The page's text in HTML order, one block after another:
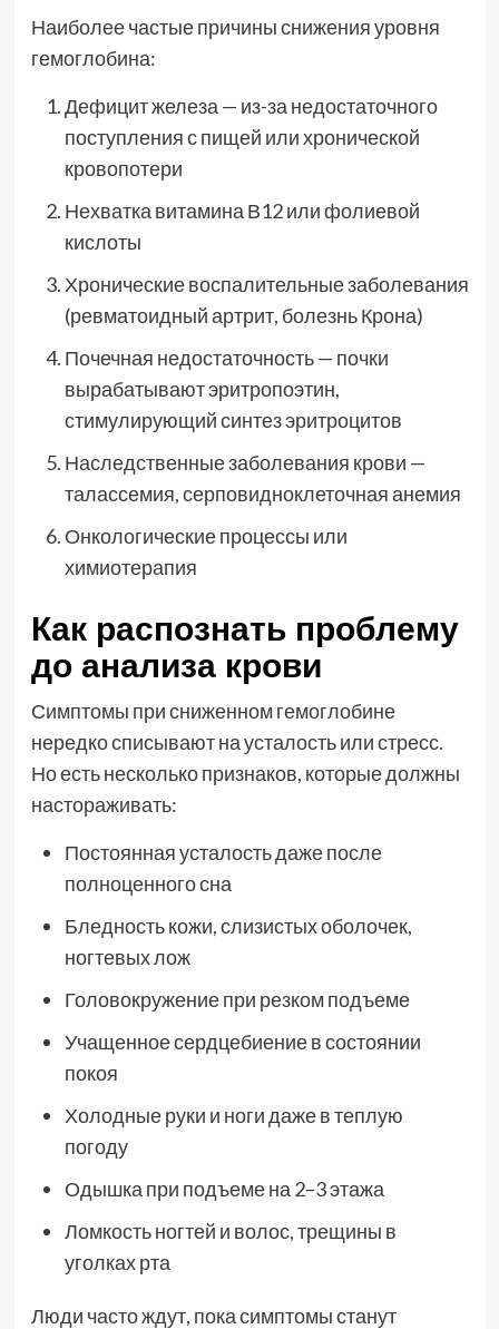
Наиболее частые причины снижения уровня
гемоглобина:
Дефицит железа — из-за недостаточного
поступления с пищей или хронической
кровопотери
Нехватка витамина В12 или фолиевой
кислоты
Хронические воспалительные заболевания
(ревматоидный артрит, болезнь Крона)
Почечная недостаточность — почки
вырабатывают эритропоэтин,
стимулирующий синтез эритроцитов
Наследственные заболевания крови —
талассемия, серповидноклеточная анемия
Онкологические процессы или
химиотерапия
Как распознать проблему
до анализа крови
Симптомы при сниженном гемоглобине
нередко списывают на усталость или стресс.
Но есть несколько признаков, которые должны
настораживать:
Постоянная усталость даже после
полноценного сна
Бледность кожи, слизистых оболочек,
ногтевых лож
Головокружение при резком подъеме
Учащенное сердцебиение в состоянии
покоя
Холодные руки и ноги даже в теплую
погоду
Одышка при подъеме на 2–3 этажа
Ломкость ногтей и волос, трещины в
уголках рта
Люди часто ждут, пока симптомы станут